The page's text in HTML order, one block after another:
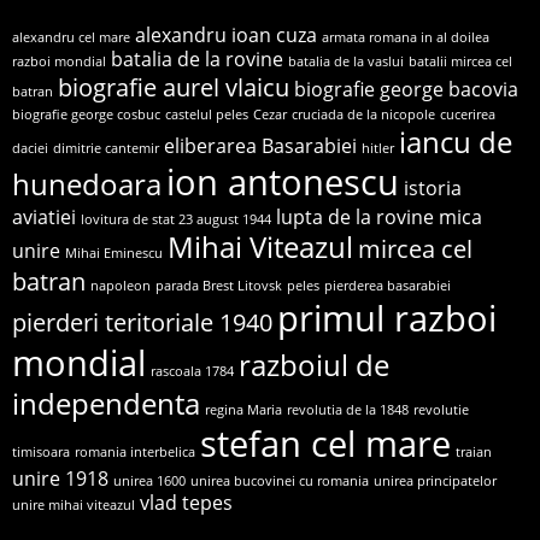
alexandru cel mare alexandru ioan cuza armata romana in al doilea
razboi mondial batalia de la rovine batalia de la vaslui batalii mircea cel
batran biografie aurel vlaicu biografie george bacovia
biografie george cosbuc castelul peles Cezar cruciada de la nicopole cucerirea
daciei dimitrie cantemir eliberarea Basarabiei hitler iancu de
hunedoara ion antonescu istoria
aviatiei lovitura de stat 23 august 1944 lupta de la rovine mica
unire Mihai Eminescu Mihai Viteazul mircea cel
batran napoleon parada Brest Litovsk peles pierderea basarabiei
pierderi teritoriale 1940 primul razboi
mondial rascoala 1784 razboiul de
independenta regina Maria revolutia de la 1848 revolutie
timisoara romania interbelica stefan cel mare traian
unire 1918 unirea 1600 unirea bucovinei cu romania unirea principatelor
unire mihai viteazul vlad tepes